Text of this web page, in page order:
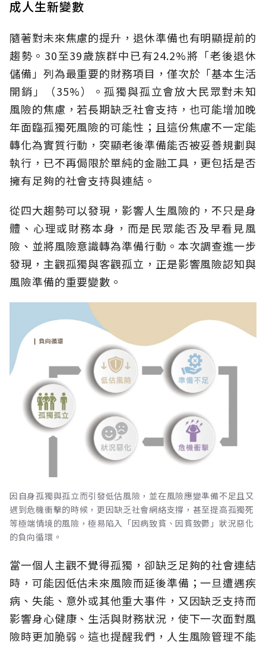
成人生新變數
隨著對未來焦慮的提升，退休準備也有明顯提前的
趨勢。30至39歲族群中已有24.2%將「老後退休
儲備」列為最重要的財務項目，僅次於「基本生活
開銷」（35%）。孤獨與孤立會放大民眾對未知
風險的焦慮，若長期缺乏社會支持，也可能增加晚
年面臨孤獨死風險的可能性；且這份焦慮不一定能
轉化為實質行動，突顯老後準備能否被妥善規劃與
執行，已不再侷限於單純的金融工具，更包括是否
擁有足夠的社會支持與連結。
從四大趨勢可以發現，影響人生風險的，不只是身
體、心理或財務本身，而是民眾能否及早看見風
險、並將風險意識轉為準備行動。本次調查進一步
發現，主觀孤獨與客觀孤立，正是影響風險認知與
風險準備的重要變數。
因自身孤獨與孤立而引發低估風險，並在風險應變準備不足且又
遇到危機衝擊的時候，更因缺乏社會網絡支撐，甚至提高孤獨死
等極端情境的風險，極易陷入「因病致貧、因貧致鬱」狀況惡化
的負向循環。
當一個人主觀不覺得孤獨，卻缺乏足夠的社會連結
時，可能因低估未來風險而延後準備；一旦遭遇疾
病、失能、意外或其他重大事件，又因缺乏支持而
影響身心健康、生活與財務狀況，使下一次面對風
險時更加脆弱。這也提醒我們，人生風險管理不能